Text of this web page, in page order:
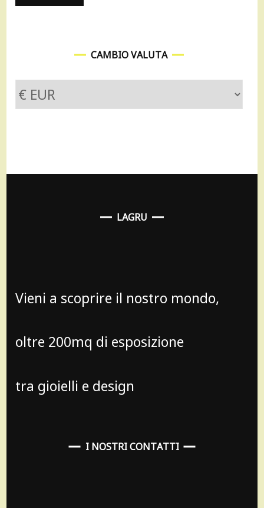
CAMBIO VALUTA
LAGRU
Vieni a scoprire il nostro mondo,
oltre 200mq di esposizione
tra gioielli e design
I NOSTRI CONTATTI